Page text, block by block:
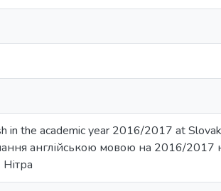
in the academic year 2016/2017 at
англійською мовою на 2016/2017